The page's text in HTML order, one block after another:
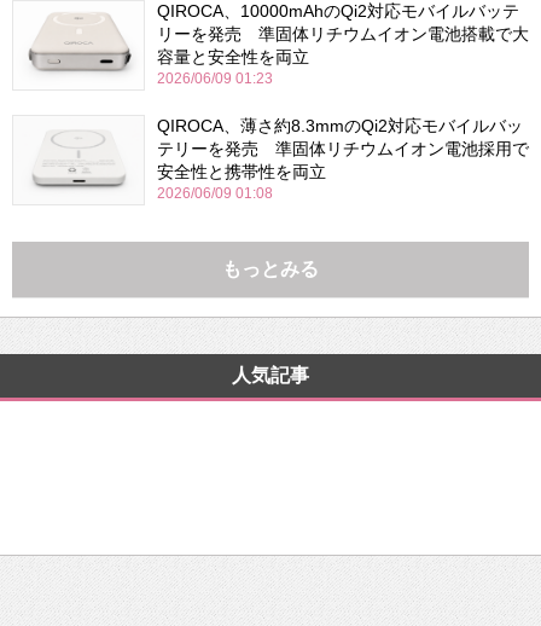
QIROCA、10000mAhのQi2対応モバイルバッテ
リーを発売 準固体リチウムイオン電池搭載で大
容量と安全性を両立
2026/06/09 01:23
QIROCA、薄さ約8.3mmのQi2対応モバイルバッ
テリーを発売 準固体リチウムイオン電池採用で
安全性と携帯性を両立
2026/06/09 01:08
もっとみる
人気記事